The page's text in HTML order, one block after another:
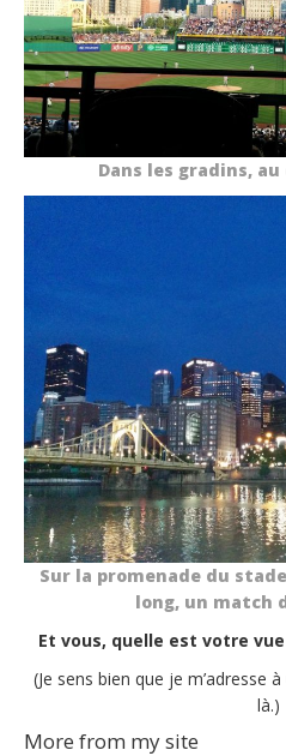
Dans les gradins,
Sur la promenade du
long, un match
Et vous, quelle est votre
(Je sens bien que je m’adresse
là.)
More from my site